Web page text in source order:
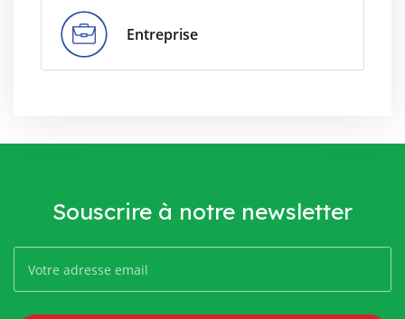
Entreprise
Souscrire à notre newsletter